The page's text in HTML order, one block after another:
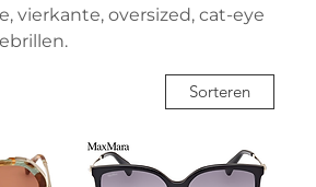
vierkante, oversized, cat-eye
Sorteren